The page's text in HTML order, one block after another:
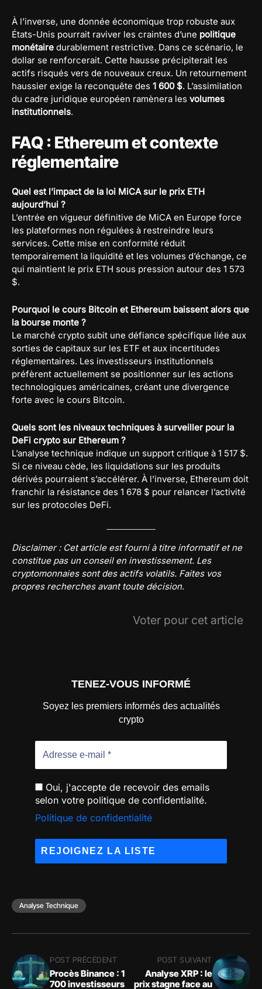
À l’inverse, une donnée économique trop robuste aux
États-Unis pourrait raviver les craintes d’une politique
monétaire durablement restrictive. Dans ce scénario, le
dollar se renforcerait. Cette hausse précipiterait les
actifs risqués vers de nouveaux creux. Un retournement
haussier exige la reconquête des 1 600 $. L’assimilation
du cadre juridique européen ramènera les volumes
institutionnels.
FAQ : Ethereum et contexte
réglementaire
Quel est l’impact de la loi MiCA sur le prix ETH
aujourd’hui ?
L’entrée en vigueur définitive de MiCA en Europe force
les plateformes non régulées à restreindre leurs
services. Cette mise en conformité réduit
temporairement la liquidité et les volumes d’échange, ce
qui maintient le prix ETH sous pression autour des 1 573
$.
Pourquoi le cours Bitcoin et Ethereum baissent alors que
la bourse monte ?
Le marché crypto subit une défiance spécifique liée aux
sorties de capitaux sur les ETF et aux incertitudes
réglementaires. Les investisseurs institutionnels
préfèrent actuellement se positionner sur les actions
technologiques américaines, créant une divergence
forte avec le cours Bitcoin.
Quels sont les niveaux techniques à surveiller pour la
DeFi crypto sur Ethereum ?
L’analyse technique indique un support critique à 1 517 $.
Si ce niveau cède, les liquidations sur les produits
dérivés pourraient s’accélérer. À l’inverse, Ethereum doit
franchir la résistance des 1 678 $ pour relancer l’activité
sur les protocoles DeFi.
Disclaimer : Cet article est fourni à titre informatif et ne
constitue pas un conseil en investissement. Les
cryptomonnaies sont des actifs volatils. Faites vos
propres recherches avant toute décision.
Voter pour cet article
TENEZ-VOUS INFORMÉ
Soyez les premiers informés des actualités
crypto
Oui, j'accepte de recevoir des emails
selon votre politique de confidentialité.
Politique de confidentialité
Analyse Technique
POST PRÉCÉDENT
Procès Binance : 1
700 investisseurs
POST SUIVANT
Analyse XRP : le
prix stagne face au